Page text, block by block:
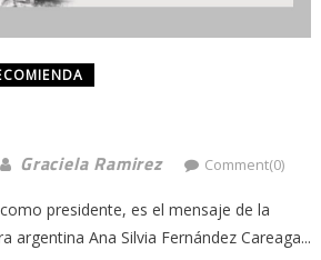
Graciela Ramirez Comment(0)
presidente, es el mensaje de la
argentina Ana Silvia Fernández Careaga...